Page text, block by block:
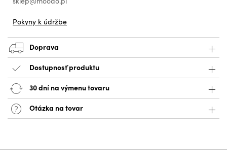
Pokyny k údržbe
Doprava
Dostupnosť produktu
30 dní na výmenu tovaru
Otázka na tovar